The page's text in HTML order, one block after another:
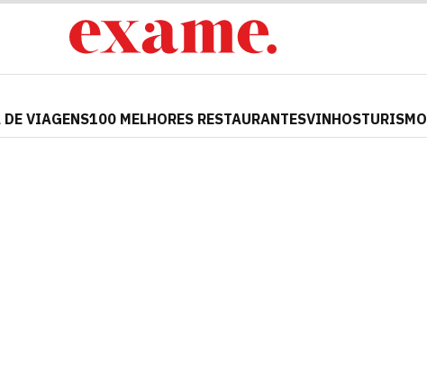
VIAGENS100 MELHORES RESTAURANTESVINHOSTURISMO